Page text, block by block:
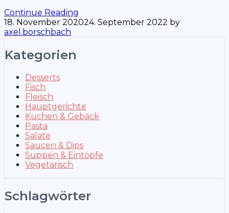
Continue Reading
18. November 202024. September 2022 by
axel.borschbach
Kategorien
Desserts
Fisch
Fleisch
Hauptgerichte
Kuchen & Gebäck
Pasta
Salate
Saucen & Dips
Suppen & Eintöpfe
Vegetarisch
Schlagwörter